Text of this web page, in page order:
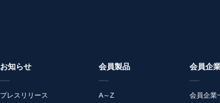
お知らせ
プレスリリース
会員製品
A～Z
会員企
会員企業